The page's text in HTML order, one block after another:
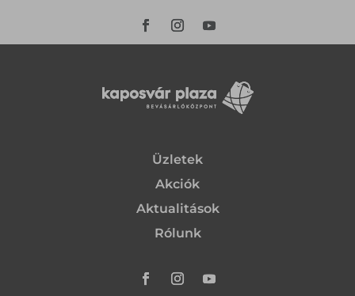
Üzletek
Akciók
Aktualitások
Rólunk